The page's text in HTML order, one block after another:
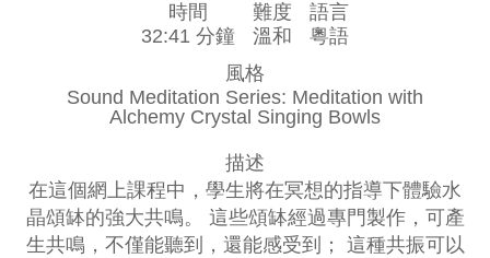
時間
32:41 分鐘
難度
溫和
語言
粵語
風格
Sound Meditation Series: Meditation with
Alchemy Crystal Singing Bowls
描述
在這個網上課程中，學生將在冥想的指導下體驗水
晶頌缽的強大共鳴。 這些頌缽經過專門製作，可產
生共鳴，不僅能聽到，還能感受到； 這種共振可以